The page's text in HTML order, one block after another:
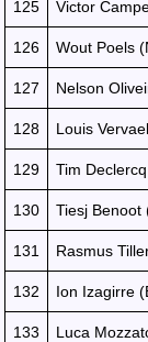
125 Victor
126 Wout Poels
127 Nelson
128 Louis
129 Tim
130 Tiesj Benoot
131 Rasmus
132 Ion Izagirre
133 Luca